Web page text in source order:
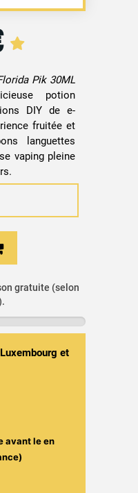
Pik 30ML
potion
DIY de e-
fruitée et
languettes
vaping pleine
gratuite (selon
et
avant leen